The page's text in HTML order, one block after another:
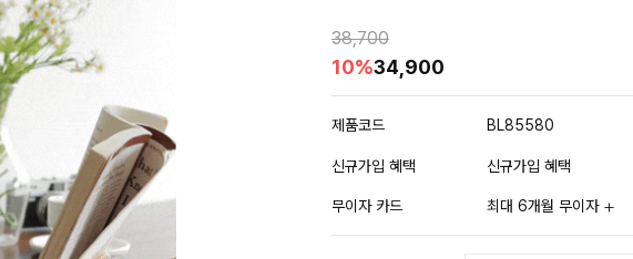
38,700
10%34,900
제품코드 BL85580
신규가입 혜택 신규가입 혜택
무이자 카드 최대 6개월 무이자